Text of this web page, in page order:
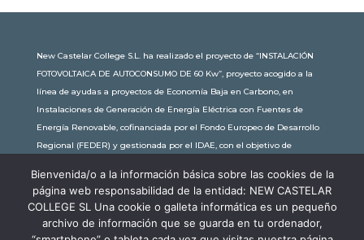
New Castelar College S.L. ha realizado el proyecto de “INSTALACIÓN
FOTOVOLTAICA DE AUTOCONSUMO DE 60 Kw”, proyecto acogido a la
línea de ayudas a proyectos de Economía Baja en Carbono, en
Instalaciones de Generación de Energía Eléctrica con Fuentes de
Energía Renovable, cofinanciada por el Fondo Europeo de Desarrollo
Regional (FEDER) y gestionada por el IDAE, con el objetivo de
subvención de 30.245,63€. Con una potencia instalada de 60kW, la
comunidad educativa de New Castelar ahorra al planeta 34,79
toneladas de CO2 al año, lo que equivale a recorrer 116.677 km en coche
o plantar 116 árboles al año.
Bienvenida/o a la información básica sobre las cookies de la
página web responsabilidad de la entidad: NEW CASTELAR
COLLEGE SL Una cookie o galleta informática es un pequeño
archivo de información que se guarda en tu ordenador,